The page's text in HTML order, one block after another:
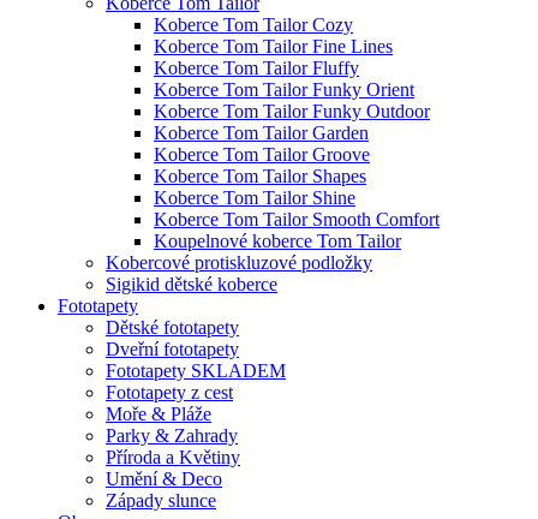
Koberce Tom Tailor Cozy
Koberce Tom Tailor Fine Lines
Koberce Tom Tailor Fluffy
Koberce Tom Tailor Funky Orient
Koberce Tom Tailor Funky Outdoor
Koberce Tom Tailor Garden
Koberce Tom Tailor Groove
Koberce Tom Tailor Shapes
Koberce Tom Tailor Shine
Koberce Tom Tailor Smooth Comfort
Koupelnové koberce Tom Tailor
Kobercové protiskluzové podložky
Sigikid dětské koberce
Fototapety
Dětské fototapety
Dveřní fototapety
Fototapety SKLADEM
Fototapety z cest
Moře & Pláže
Parky & Zahrady
Příroda a Květiny
Umění & Deco
Západy slunce